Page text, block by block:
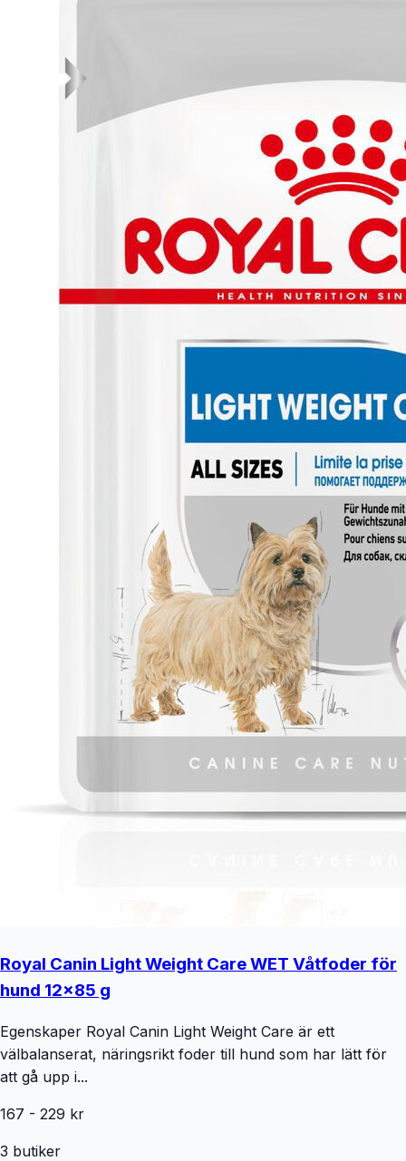
Royal Canin Light Weight Care WET Våtfoder för
hund 12x85 g
Egenskaper Royal Canin Light Weight Care är ett
välbalanserat, näringsrikt foder till hund som har lätt för
att gå upp i...
167 - 229 kr
3 butiker